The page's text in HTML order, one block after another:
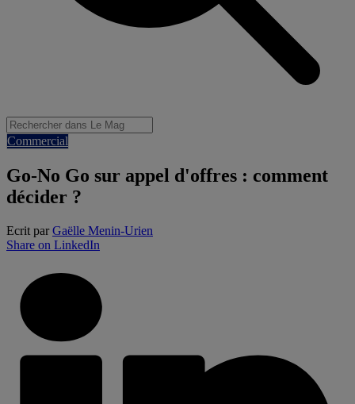
Commercial
Go-No Go sur appel d'offres : comment
décider ?
Ecrit parGaëlle Menin-Urien
Share on LinkedIn